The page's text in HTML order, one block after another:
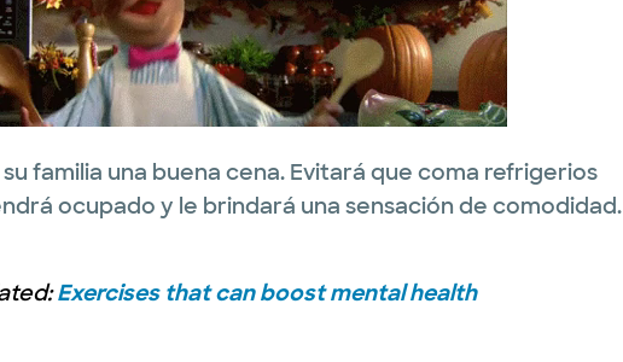
familia una buena cena. Evitará que coma refrigerios
ocupado y le brindará una sensación de comodidad.
Exercises that can boost mental health